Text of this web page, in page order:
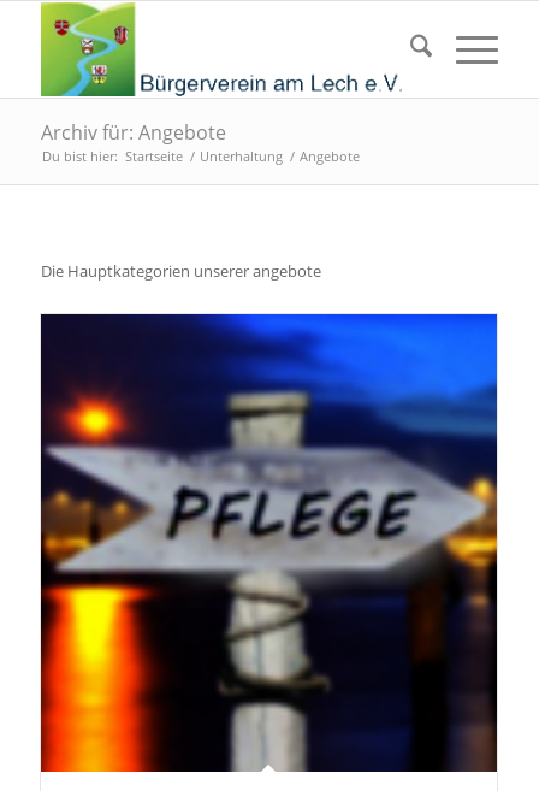
Archiv für: Angebote
Du bist hier: Startseite / Unterhaltung / Angebote
Die Hauptkategorien unserer angebote